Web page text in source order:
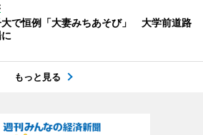
で恒例「大妻みちあそび」 大学前道路
もっと見る